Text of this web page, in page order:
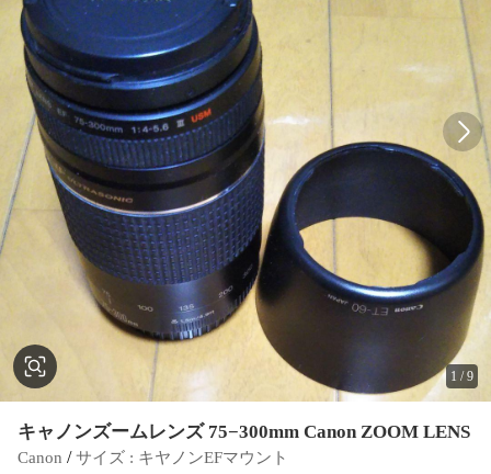
1 /9
キャノンズームレンズ 75−300mm Canon ZOOM LENS
Canon / サイズ : キヤノンEFマウント